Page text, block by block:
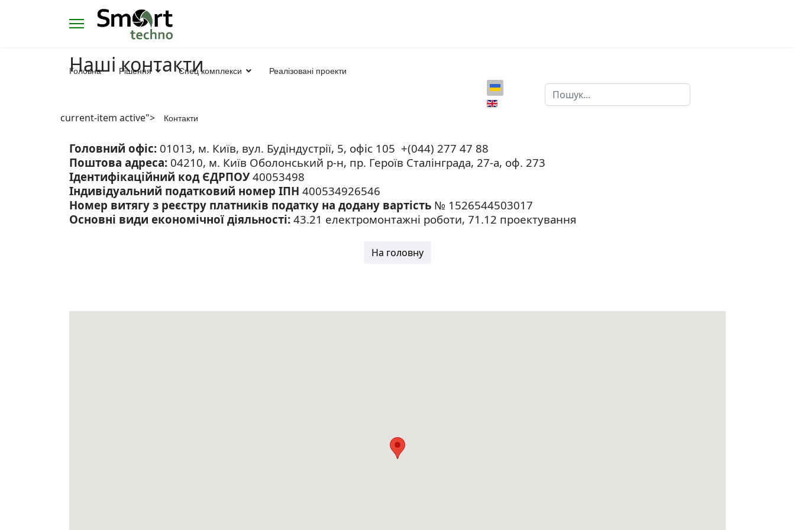
Головна Рішення Спец комплекси Реалізовані проекти
current-item active"> Контакти
Пошук
Наші контакти
Головний офіс: 01013, м. Київ, вул. Будіндустрії, 5, офіс 105 +(044) 277 47 88
Поштова адреса: 04210, м. Київ Оболонський р-н, пр. Героїв Сталінграда, 27-а, оф. 273
Ідентифікаційний код ЄДРПОУ40053498
Індивідуальний податковий номер ІПН 400534926546
Номер витягу з реєстру платників податку на додану вартість № 1526544503017
Основні види економічної діяльності: 43.21 електромонтажні роботи, 71.12 проектування
На головну